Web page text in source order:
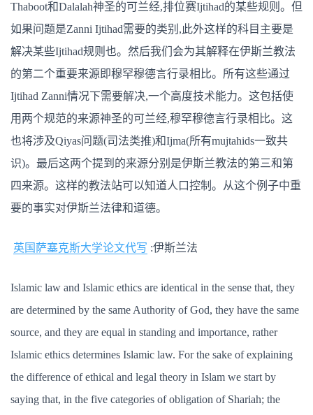
Thaboot和Dalalah神圣的可兰经,排位赛Ijtihad的某些规则。但
如果问题是Zanni Ijtihad需要的类别,此外这样的科目主要是
解决某些Ijtihad规则也。然后我们会为其解释在伊斯兰教法
的第二个重要来源即穆罕穆德言行录相比。所有这些通过
Ijtihad Zanni情况下需要解决,一个高度技术能力。这包括使
用两个规范的来源神圣的可兰经,穆罕穆德言行录相比。这
也将涉及Qiyas问题(司法类推)和Ijma(所有mujtahids一致共
识)。最后这两个提到的来源分别是伊斯兰教法的第三和第
四来源。这样的教法站可以知道人口控制。从这个例子中重
要的事实对伊斯兰法律和道德。
英国萨塞克斯大学论文代写 :伊斯兰法
Islamic law and Islamic ethics are identical in the sense that, they
are determined by the same Authority of God, they have the same
source, and they are equal in standing and importance, rather
Islamic ethics determines Islamic law. For the sake of explaining
the difference of ethical and legal theory in Islam we start by
saying that, in the five categories of obligation of Shariah; the